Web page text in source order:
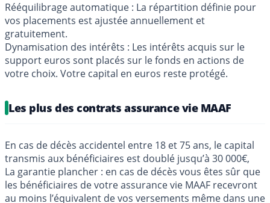
Rééquilibrage automatique : La répartition définie pour
vos placements est ajustée annuellement et
gratuitement.
Dynamisation des intérêts : Les intérêts acquis sur le
support euros sont placés sur le fonds en actions de
votre choix. Votre capital en euros reste protégé.
Les plus des contrats assurance vie MAAF
En cas de décès accidentel entre 18 et 75 ans, le capital
transmis aux bénéficiaires est doublé jusqu’à 30 000€,
La garantie plancher : en cas de décès vous êtes sûr que
les bénéficiaires de votre assurance vie MAAF recevront
au moins l’équivalent de vos versements même dans une